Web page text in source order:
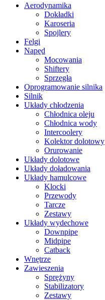
Aerodynamika
Dokładki
Karoseria
Spojlery
Felgi
Napęd
Mocowania
Shiftery
Sprzęgła
Oprogramowanie silnika
Silnik
Układy chłodzenia
Chłodnica oleju
Chłodnica wody
Intercoolery
Kolektor dolotowy
Orurowanie
Układy dolotowe
Układy doładowania
Układy hamulcowe
Klocki
Przewody
Tarcze
Zestawy
Układy wydechowe
Downpipe
Midpipe
Catback
Wnętrze
Zawieszenia
Sprężyny
Stabilizatory
Zestawy